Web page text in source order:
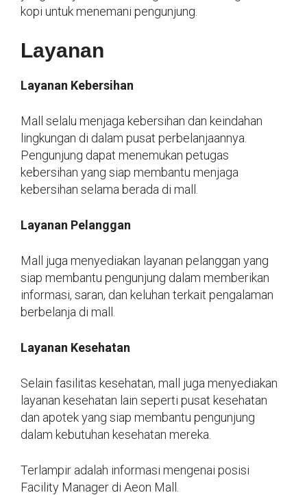
kopi untuk menemani pengunjung.
Layanan
Layanan Kebersihan
Mall selalu menjaga kebersihan dan keindahan
lingkungan di dalam pusat perbelanjaannya.
Pengunjung dapat menemukan petugas
kebersihan yang siap membantu menjaga
kebersihan selama berada di mall.
Layanan Pelanggan
Mall juga menyediakan layanan pelanggan yang
siap membantu pengunjung dalam memberikan
informasi, saran, dan keluhan terkait pengalaman
berbelanja di mall.
Layanan Kesehatan
Selain fasilitas kesehatan, mall juga menyediakan
layanan kesehatan lain seperti pusat kesehatan
dan apotek yang siap membantu pengunjung
dalam kebutuhan kesehatan mereka.
Terlampir adalah informasi mengenai posisi
Facility Manager di Aeon Mall.